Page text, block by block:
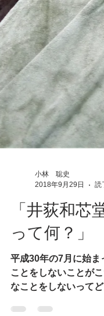
小林 聡史
2018年9月29日
読
「井荻和芯
って何？」
平成30年の7月に始ま
ことをしないことが